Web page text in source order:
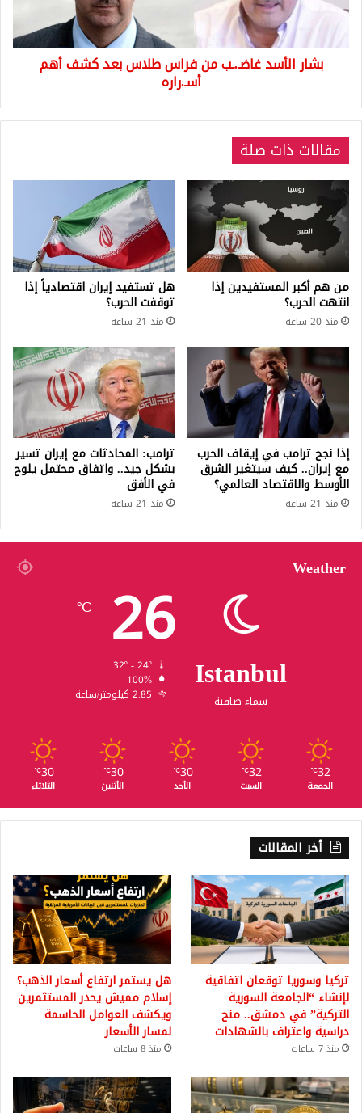
بعد
أهم
أسـ.رارهبشار الأسد غاضـ.ـب من فراس طلاس بعد كشف أهم
أسـ.راره
مقالات ذات صلة
من هم أكبر المستفيدين إذا
انتهت الحرب؟
منذ 20 ساعة
هل تستفيد إيران اقتصادياً إذا
توقفت الحرب؟
منذ 21 ساعة
إذا نجح ترامب في إيقاف الحرب
مع إيران.. كيف سيتغير الشرق
الأوسط والاقتصاد العالمي؟
منذ 21 ساعة
ترامب: المحادثات مع إيران تسير
بشكل جيد.. واتفاق محتمل يلوح
في الأفق
منذ 21 ساعة
Weather
Istanbul
سماء صافية
26
℃
100%
2.85 كيلومتر/ساعة
32
℃
الجمعة
32
℃
السبت
30
℃
الأحد
30
℃
الأثنين
30
℃
الثلاثاء
أخر المقالات
تركيا وسوريا توقعان اتفاقية
لإنشاء “الجامعة السورية
التركية” في دمشق.. منح
دراسية واعتراف بالشهادات
منذ 7 ساعات
هل يستمر ارتفاع أسعار الذهب؟
إسلام مميش يحذر المستثمرين
ويكشف العوامل الحاسمة
لمسار الأسعار
منذ 8 ساعات